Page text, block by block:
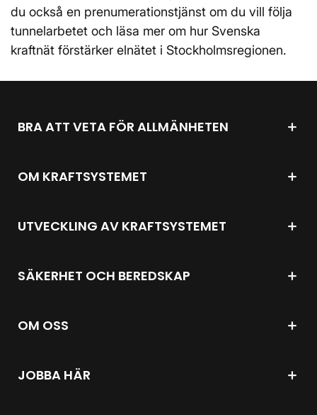
du också en prenumerationstjänst om du vill följa
tunnelarbetet och läsa mer om hur Svenska
kraftnät förstärker elnätet i Stockholmsregionen.
BRA ATT VETA FÖR ALLMÄNHETEN
OM KRAFTSYSTEMET
UTVECKLING AV KRAFTSYSTEMET
SÄKERHET OCH BEREDSKAP
OM OSS
JOBBA HÄR